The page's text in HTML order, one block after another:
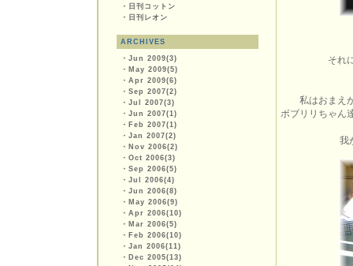
・ 日刊コットン
・ 日刊レオン
ARCHIVES
・ Jun 2009(3)
・ May 2009(5)
・ Apr 2009(6)
・ Sep 2007(2)
・ Jul 2007(3)
・ Jun 2007(1)
・ Feb 2007(1)
・ Jan 2007(2)
・ Nov 2006(2)
・ Oct 2006(3)
・ Sep 2006(5)
・ Jul 2006(4)
・ Jun 2006(8)
・ May 2006(9)
・ Apr 2006(10)
・ Mar 2006(5)
・ Feb 2006(10)
・ Jan 2006(11)
・ Dec 2005(13)
それ
私はおまえ
ボブリリちゃん
我